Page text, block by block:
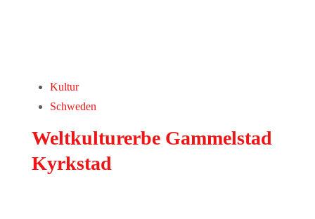
Kultur
Schweden
Weltkulturerbe Gammelstad
Kyrkstad